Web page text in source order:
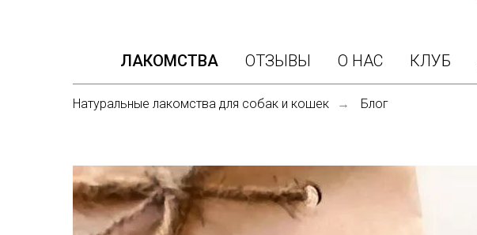
ЛАКОМСТВА ОТЗЫВЫ О НАС КЛУБ
Натуральные лакомства для собак и кошек → Блог